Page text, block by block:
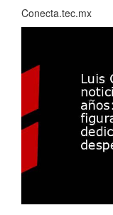
Conecta.tec.mx